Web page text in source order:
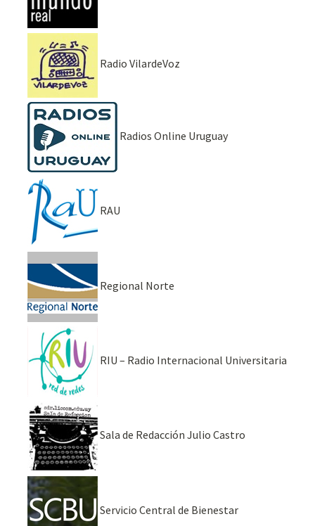
Radio VilardeVoz
Radios Online Uruguay
RAU
Regional Norte
RIU – Radio Internacional Universitaria
Sala de Redacción Julio Castro
Servicio Central de Bienestar